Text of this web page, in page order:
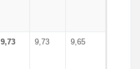
9,73 9,73 9,65